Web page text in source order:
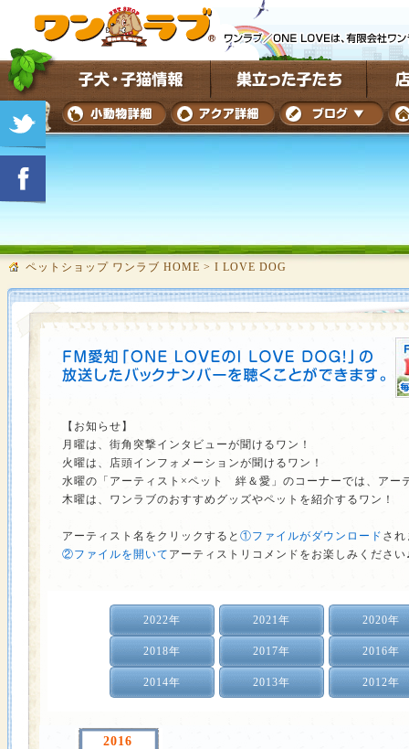
ペットショップ ワンラブ HOME > I LOVE DOG
【お知らせ】
月曜は、街角突撃インタビューが聞けるワン！
火曜は、店頭インフォメーションが聞けるワン！
水曜の「アーティスト×ペット 絆＆愛」のコーナーでは、アー
木曜は、ワンラブのおすすめグッズやペットを紹介するワン！
アーティスト名をクリックすると ①ファイルがダウンロード さ
②ファイルを開いて アーティストリコメンドをお楽しみください
2022年 2021年 2020年
2018年 2017年 2016年
2014年 2013年 2012年
2016